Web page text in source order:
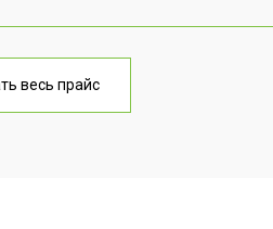
от 70 мин
весь прайс